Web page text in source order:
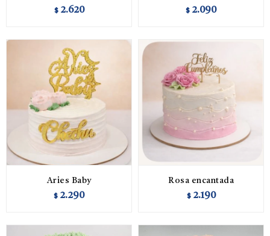
$ 2.620 $ 2.090
Aries Baby
$ 2.290
Rosa encantada
$ 2.190